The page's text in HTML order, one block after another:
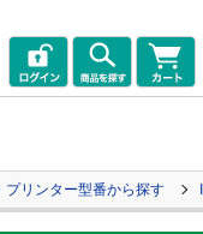
リンター型番から探す